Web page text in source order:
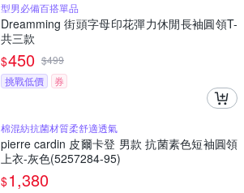
型男必備百搭單品
Dreamming 街頭字母印花彈力休閒長袖圓領T-
共三款
$450 $499
挑戰低價
券
棉混紡抗菌材質柔舒適透氣
pierre cardin 皮爾卡登 男款 抗菌素色短袖圓領
上衣-灰色(5257284-95)
$1,380